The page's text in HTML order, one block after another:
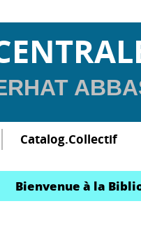
Catalog.Collectif
à la Bibliothèque